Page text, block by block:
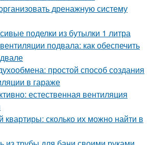
дренажную систему
поделки из бутылки 1 литра
подвала: как обеспечить
простой способ создания
в гараже
естественная вентиляция
сколько их можно найти в